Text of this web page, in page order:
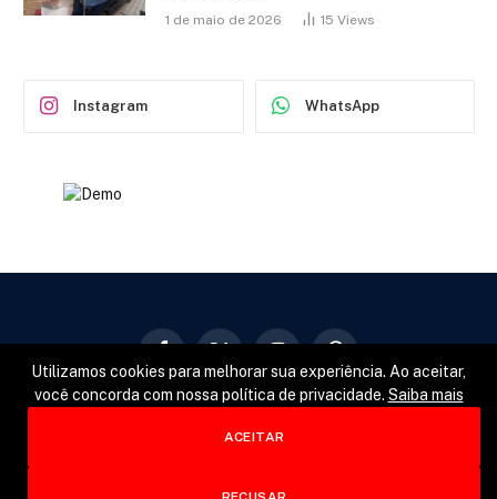
1 de maio de 2026 15 Views
Instagram WhatsApp
(Twitter)
Utilizamos cookies para melhorar sua experiência. Ao aceitar,
você concorda com nossa política de privacidade. Saiba mais
ACEITAR